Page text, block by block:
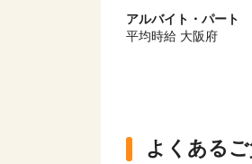
アルバイト・パート
平均時給 大阪府
よくあるご